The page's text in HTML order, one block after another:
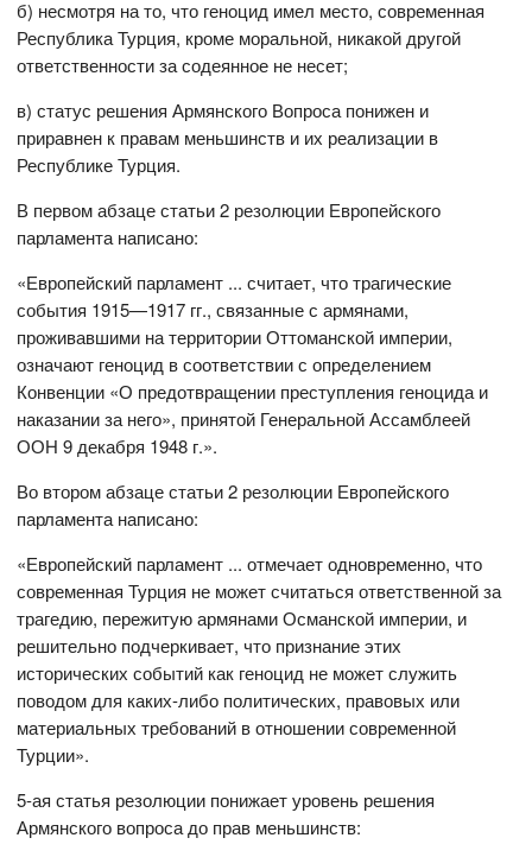
б) несмотря на то, что геноцид имел место, современная
Республика Турция, кроме моральной, никакой другой
ответственности за содеянное не несет;
в) статус решения Армянского Вопроса понижен и
приравнен к правам меньшинств и их реализации в
Республике Турция.
В первом абзаце статьи 2 резолюции Европейского
парламента написано:
«Европейский парламент ... считает, что трагические
события 1915—1917 гг., связанные с армянами,
проживавшими на территории Оттоманской империи,
означают геноцид в соответствии с определением
Конвенции «О предотвращении преступления геноцида и
наказании за него», принятой Генеральной Ассамблеей
ООН 9 декабря 1948 г.».
Во втором абзаце статьи 2 резолюции Европейского
парламента написано:
«Европейский парламент ... отмечает одновременно, что
современная Турция не может считаться ответственной за
трагедию, пережитую армянами Османской империи, и
решительно подчеркивает, что признание этих
исторических событий как геноцид не может служить
поводом для каких-либо политических, правовых или
материальных требований в отношении современной
Турции».
5-ая статья резолюции понижает уровень решения
Армянского вопроса до прав меньшинств: